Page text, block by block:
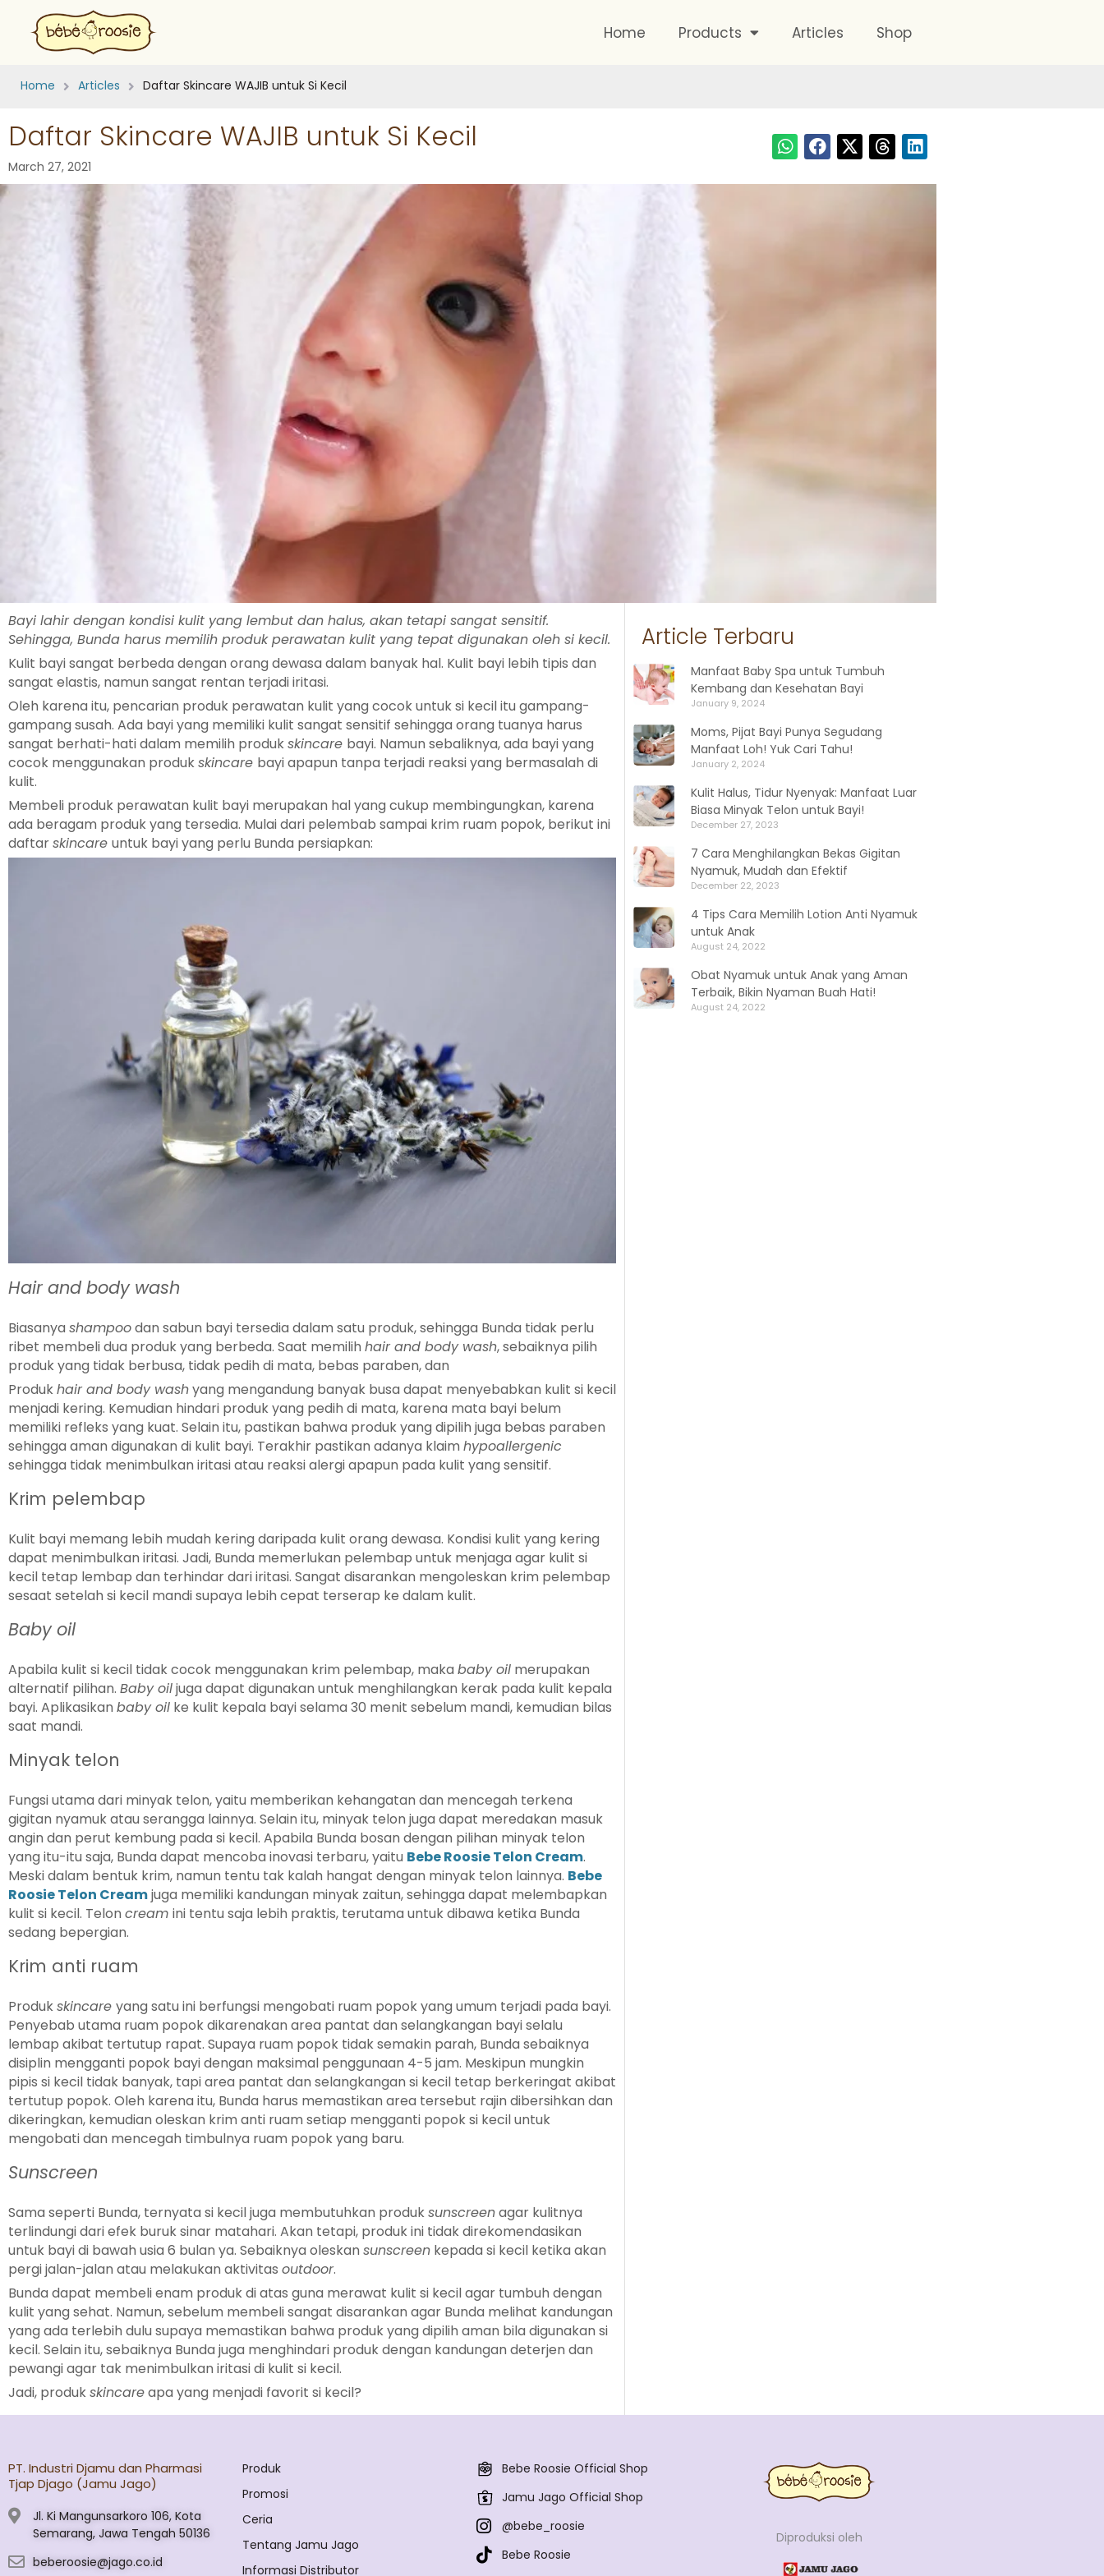
Home Products Articles Shop
Home Articles Daftar Skincare WAJIB untuk Si Kecil
Daftar Skincare WAJIB untuk Si Kecil
March 27, 2021
Bayi lahir dengan kondisi kulit yang lembut dan halus, akan tetapi sangat sensitif.
Sehingga, Bunda harus memilih produk perawatan kulit yang tepat digunakan oleh si kecil.
Kulit bayi sangat berbeda dengan orang dewasa dalam banyak hal. Kulit bayi lebih tipis dan
sangat elastis, namun sangat rentan terjadi iritasi.
Oleh karena itu, pencarian produk perawatan kulit yang cocok untuk si kecil itu gampang-
gampang susah. Ada bayi yang memiliki kulit sangat sensitif sehingga orang tuanya harus
sangat berhati-hati dalam memilih produkskincare bayi. Namun sebaliknya, ada bayi yang
cocok menggunakan produkskincare bayi apapun tanpa terjadi reaksi yang bermasalah di
kulit.
Membeli produk perawatan kulit bayi merupakan hal yang cukup membingungkan, karena
ada beragam produk yang tersedia. Mulai dari pelembab sampai krim ruam popok, berikut ini
daftarskincare untuk bayi yang perlu Bunda persiapkan:
Hair and body wash
Biasanya shampoodan sabun bayi tersedia dalam satu produk, sehingga Bunda tidak perlu
ribet membeli dua produk yang berbeda. Saat memilih hair and body wash, sebaiknya pilih
produk yang tidak berbusa, tidak pedih di mata, bebas paraben, dan
Produkhair and body washyang mengandung banyak busa dapat menyebabkan kulit si kecil
menjadi kering. Kemudian hindari produk yang pedih di mata, karena mata bayi belum
memiliki refleks yang kuat. Selain itu, pastikan bahwa produk yang dipilih juga bebas paraben
sehingga aman digunakan di kulit bayi. Terakhir pastikan adanya klaim hypoallergenic
sehingga tidak menimbulkan iritasi atau reaksi alergi apapun pada kulit yang sensitif.
Krim pelembap
Kulit bayi memang lebih mudah kering daripada kulit orang dewasa. Kondisi kulit yang kering
dapat menimbulkan iritasi. Jadi, Bunda memerlukan pelembap untuk menjaga agar kulit si
kecil tetap lembap dan terhindar dari iritasi. Sangat disarankan mengoleskan krim pelembap
sesaat setelah si kecil mandi supaya lebih cepat terserap ke dalam kulit.
Baby oil
Apabila kulit si kecil tidak cocok menggunakan krim pelembap, maka baby oil merupakan
alternatif pilihan. Baby oiljuga dapat digunakan untuk menghilangkan kerak pada kulit kepala
bayi. Aplikasikan baby oil ke kulit kepala bayi selama 30 menit sebelum mandi, kemudian bilas
saat mandi.
Minyak telon
Fungsi utama dari minyak telon, yaitu memberikan kehangatan dan mencegah terkena
gigitan nyamuk atau serangga lainnya. Selain itu, minyak telon juga dapat meredakan masuk
angin dan perut kembung pada si kecil. Apabila Bunda bosan dengan pilihan minyak telon
yang itu-itu saja, Bunda dapat mencoba inovasi terbaru, yaitu Bebe Roosie Telon Cream.
Meski dalam bentuk krim, namun tentu tak kalah hangat dengan minyak telon lainnya. Bebe
Roosie Telon Creamjuga memiliki kandungan minyak zaitun, sehingga dapat melembapkan
kulit si kecil. Telon cream ini tentu saja lebih praktis, terutama untuk dibawa ketika Bunda
sedang bepergian.
Krim anti ruam
Produkskincare yang satu ini berfungsi mengobati ruam popok yang umum terjadi pada bayi.
Penyebab utama ruam popok dikarenakan area pantat dan selangkangan bayi selalu
lembap akibat tertutup rapat. Supaya ruam popok tidak semakin parah, Bunda sebaiknya
disiplin mengganti popok bayi dengan maksimal penggunaan 4-5 jam. Meskipun mungkin
pipis si kecil tidak banyak, tapi area pantat dan selangkangan si kecil tetap berkeringat akibat
tertutup popok. Oleh karena itu, Bunda harus memastikan area tersebut rajin dibersihkan dan
dikeringkan, kemudian oleskan krim anti ruam setiap mengganti popok si kecil untuk
mengobati dan mencegah timbulnya ruam popok yang baru.
Sunscreen
Sama seperti Bunda, ternyata si kecil juga membutuhkan produksunscreenagar kulitnya
terlindungi dari efek buruk sinar matahari. Akan tetapi, produk ini tidak direkomendasikan
untuk bayi di bawah usia 6 bulan ya. Sebaiknya oleskan sunscreen kepada si kecil ketika akan
pergi jalan-jalan atau melakukan aktivitas outdoor.
Bunda dapat membeli enam produk di atas guna merawat kulit si kecil agar tumbuh dengan
kulit yang sehat. Namun, sebelum membeli sangat disarankan agar Bunda melihat kandungan
yang ada terlebih dulu supaya memastikan bahwa produk yang dipilih aman bila digunakan si
kecil. Selain itu, sebaiknya Bunda juga menghindari produk dengan kandungan deterjen dan
pewangi agar tak menimbulkan iritasi di kulit si kecil.
Jadi, produkskincareapa yang menjadi favorit si kecil?
Article Terbaru
Manfaat Baby Spa untuk Tumbuh
Kembang dan Kesehatan Bayi
January 9, 2024
Moms, Pijat Bayi Punya Segudang
Manfaat Loh! Yuk Cari Tahu!
January 2, 2024
Kulit Halus, Tidur Nyenyak: Manfaat Luar
Biasa Minyak Telon untuk Bayi!
December 27, 2023
7 Cara Menghilangkan Bekas Gigitan
Nyamuk, Mudah dan Efektif
December 22, 2023
4 Tips Cara Memilih Lotion Anti Nyamuk
untuk Anak
August 24, 2022
Obat Nyamuk untuk Anak yang Aman
Terbaik, Bikin Nyaman Buah Hati!
August 24, 2022
PT. Industri Djamu dan Pharmasi
Tjap Djago (Jamu Jago)
Jl. Ki Mangunsarkoro 106, Kota
Semarang, Jawa Tengah 50136
beberoosie@jago.co.id
Produk
Promosi
Ceria
Tentang Jamu Jago
Informasi Distributor
Bebe Roosie Official Shop
Jamu Jago Official Shop
@bebe_roosie
Bebe Roosie
Diproduksi oleh